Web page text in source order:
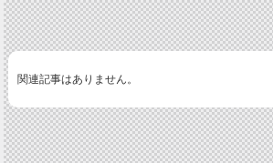
関連記事はありません。